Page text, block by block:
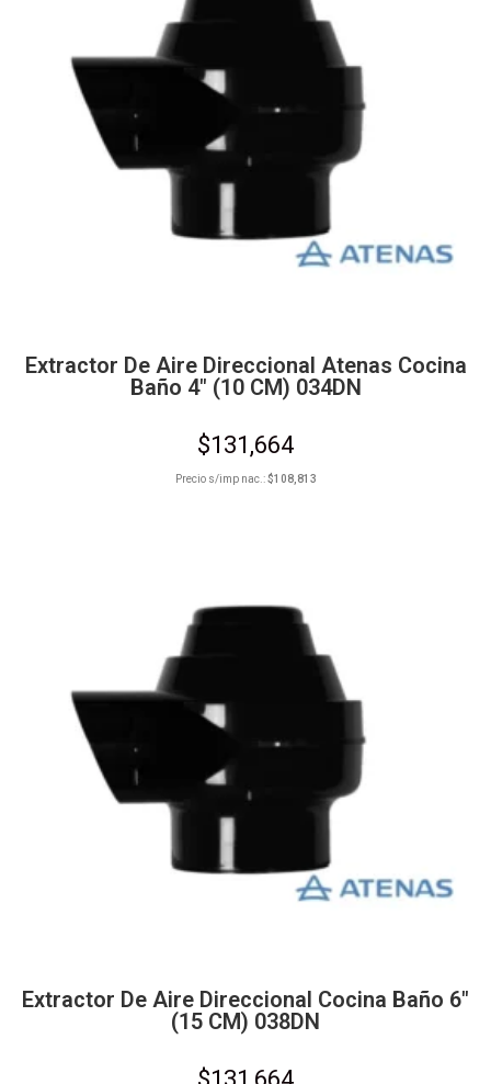
Extractor De Aire Direccional Atenas Cocina
Baño 4″ (10 CM) 034DN
$131,664
Precio s/imp nac.:$108,813
Extractor De Aire Direccional Cocina Baño 6″
(15 CM) 038DN